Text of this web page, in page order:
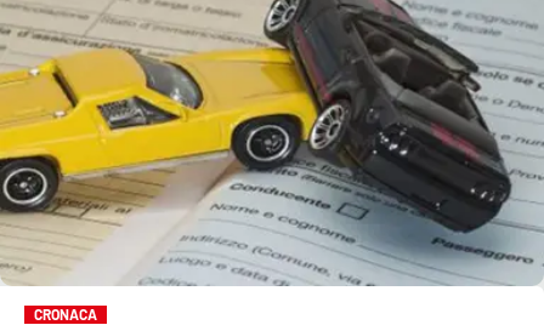
CULTURA
ECONOMIA E LAVORO
EVENTI
SPORT
Streaming
LAC TV
CRONACA